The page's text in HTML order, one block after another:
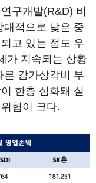
구개발(R&D) 비
대적으로 낮은 중
고 있는 점도 우
가 지속되는 상황
른 감가상각비 부
한층 심화돼 실
험이 크다.